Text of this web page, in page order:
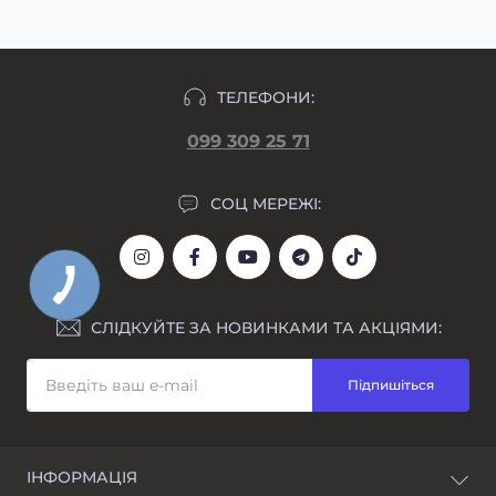
ТЕЛЕФОНИ:
099 309 25 71
СОЦ МЕРЕЖІ:
СЛІДКУЙТЕ ЗА НОВИНКАМИ ТА АКЦІЯМИ:
Підпишіться
ІНФОРМАЦІЯ